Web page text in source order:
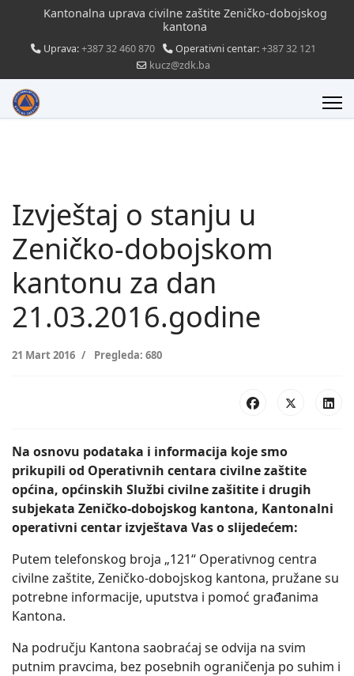
Kantonalna uprava civilne zaštite Zeničko-dobojskog
kantona
Uprava:+387 32 460 870 Operativni centar:+387 32 121
kucz@zdk.ba
Izvještaj o stanju u
Zeničko-dobojskom
kantonu za dan
21.03.2016.godine
21 Mart 2016 Pregleda: 680
Na osnovu podataka i informacija koje smo
prikupili od Operativnih centara civilne zaštite
općina, općinskih Službi civilne zašitite i drugih
subjekata Zeničko-dobojskog kantona, Kantonalni
operativni centar izvještava Vas o slijedećem:
Putem telefonskog broja „121“ Operativnog centra
civilne zaštite, Zeničko-dobojskog kantona, pružane su
potrebne informacije, uputstva i pomoć građanima
Kantona.
Na području Kantona saobraćaj se odvija na svim
putnim pravcima, bez posebnih ograničenja po suhim i